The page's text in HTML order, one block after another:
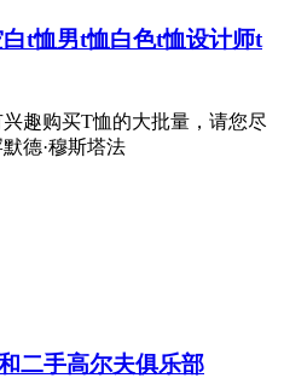
t恤男t恤白色t恤设计师t
趣购买T恤的大批量，请您尽
德·穆斯塔法
二手高尔夫俱乐部